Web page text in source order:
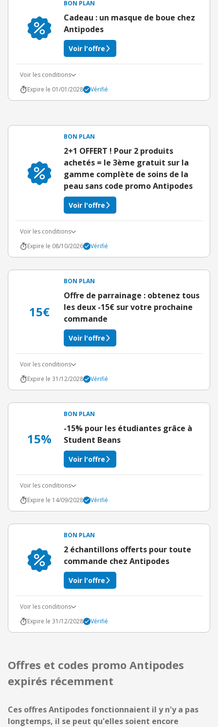
BON PLAN
Cadeau : un masque de boue chez
Antipodes
Voir l'offre
Voir les conditions
Expire le 01/01/2028
Vérifié
BON PLAN
2+1 OFFERT ! Pour 2 produits
achetés = le 3ème gratuit sur la
gamme complète de soins de la
peau sans code promo Antipodes
Voir l'offre
Voir les conditions
Expire le 08/10/2026
Vérifié
15€
BON PLAN
Offre de parrainage : obtenez tous
les deux -15€ sur votre prochaine
commande
Voir l'offre
Voir les conditions
Expire le 31/12/2028
Vérifié
15%
BON PLAN
-15% pour les étudiantes grâce à
Student Beans
Voir l'offre
Voir les conditions
Expire le 14/09/2028
Vérifié
BON PLAN
2 échantillons offerts pour toute
commande chez Antipodes
Voir l'offre
Voir les conditions
Expire le 31/12/2028
Vérifié
Offres et codes promo Antipodes
expirés récemment
Ces offres Antipodes fonctionnaient il y n'y a pas
longtemps, il se peut qu'elles soient encore